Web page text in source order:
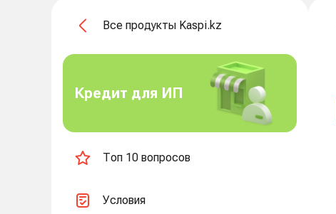
Все продукты Kaspi.kz
Кредит для ИП
Топ 10 вопросов
Условия